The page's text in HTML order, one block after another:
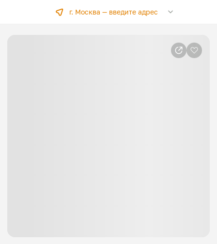
г. Москва —введите адрес